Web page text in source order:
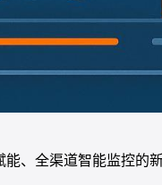
、全渠道智能监控的